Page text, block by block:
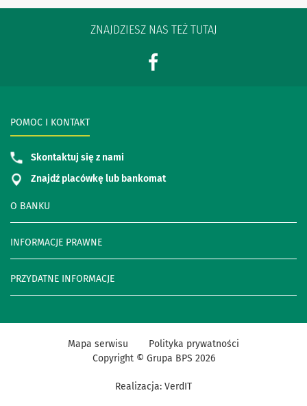
ZNAJDZIESZ NAS TEŻ TUTAJ
O BANKU
INFORMACJE PRAWNE
PRZYDATNE INFORMACJE
POMOC I KONTAKT
Skontaktuj się z nami
Znajdź placówkę lub bankomat
Realizacja: VerdIT
Mapa serwisu
Polityka prywatności
Copyright © Grupa BPS 2026